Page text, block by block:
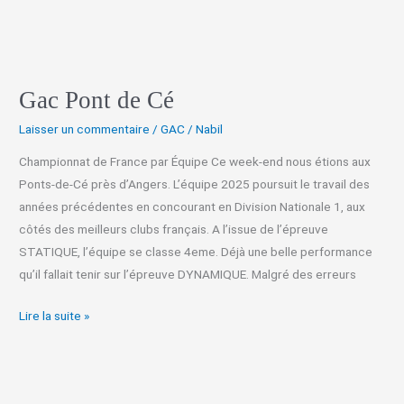
Gac Pont de Cé
Laisser un commentaire /GAC /Nabil
Championnat de France par Équipe Ce week-end nous étions aux
Ponts-de-Cé près d’Angers. L’équipe 2025 poursuit le travail des
années précédentes en concourant en Division Nationale 1, aux
côtés des meilleurs clubs français. A l’issue de l’épreuve
STATIQUE, l’équipe se classe 4eme. Déjà une belle performance
qu’il fallait tenir sur l’épreuve DYNAMIQUE. Malgré des erreurs
Lire la suite »